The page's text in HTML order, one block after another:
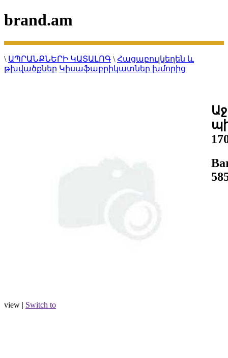
brand.am
\ ԱՊՐԱՆՔՆԵՐԻ ԿԱՏԱԼՈԳ \ Հացաբուլկեղեն և
թխվածքներ Կիսաֆաբրիկատներ խմորից
view | Switch to